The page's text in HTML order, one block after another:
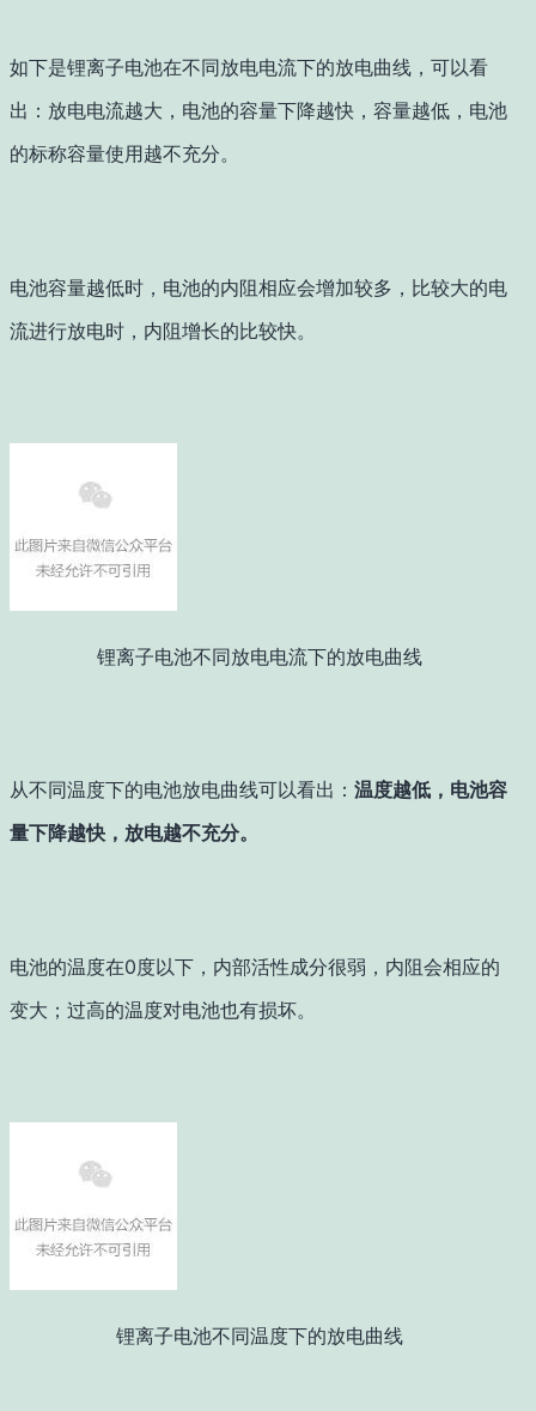
如下是锂离子电池在不同放电电流下的放电曲线，可以看
出：放电电流越大，电池的容量下降越快，容量越低，电池
的标称容量使用越不充分。
电池容量越低时，电池的内阻相应会增加较多，比较大的电
流进行放电时，内阻增长的比较快。
锂离子电池不同放电电流下的放电曲线
从不同温度下的电池放电曲线可以看出： 温度越低，电池容
量下降越快，放电越不充分。
电池的温度在0度以下，内部活性成分很弱，内阻会相应的
变大；过高的温度对电池也有损坏。
锂离子电池不同温度下的放电曲线